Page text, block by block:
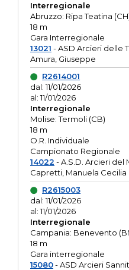
Interregionale
Abruzzo: Ripa Teatina
18 m
Gara Interregionale
13021 - ASD Arcieri delle
Amura, Giuseppe
R2614001
dal: 11/01/2026
al: 11/01/2026
Interregionale
Molise: Termoli (CB)
18 m
O.R. Individuale
Campionato Regionale
14022 - A.S.D. Arcieri del
Capretti, Manuela Cecilia
R2615003
dal: 11/01/2026
al: 11/01/2026
Interregionale
Campania: Benevento
18 m
Gara interregionale
15080- ASD Arcieri